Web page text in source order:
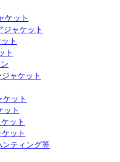
ケット
ジャケット
ト
ト
ャケット
ケット
ット
ット
ット
ンティング等